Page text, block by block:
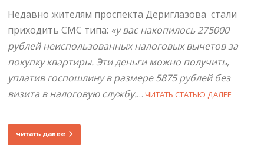
Недавно жителям проспекта Дериглазова стали
приходить СМС типа: «у вас накопилось 275000
рублей неиспользованных налоговых вычетов за
покупку квартиры. Эти деньги можно получить,
уплатив госпошлину в размере 5875 рублей без
визита в налоговую службу.…ЧИТАТЬ СТАТЬЮ ДАЛЕЕ
читать далее